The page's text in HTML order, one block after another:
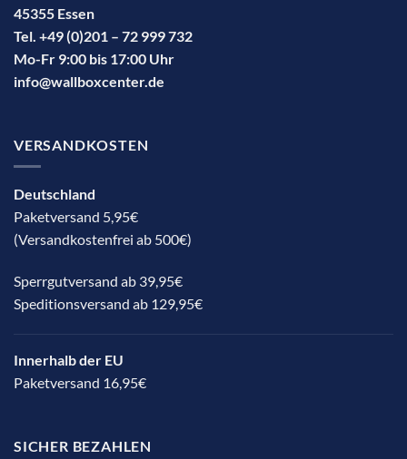
45355 Essen
Tel. +49 (0)201 – 72 999 732
Mo-Fr 9:00 bis 17:00 Uhr
info@wallboxcenter.de
VERSANDKOSTEN
Deutschland
Paketversand 5,95€
(Versandkostenfrei ab 500€)
Sperrgutversand ab 39,95€
Speditionsversand ab 129,95€
Innerhalb der EU
Paketversand 16,95€
SICHER BEZAHLEN